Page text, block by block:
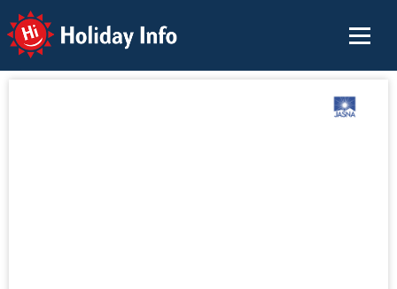
Holiday Info